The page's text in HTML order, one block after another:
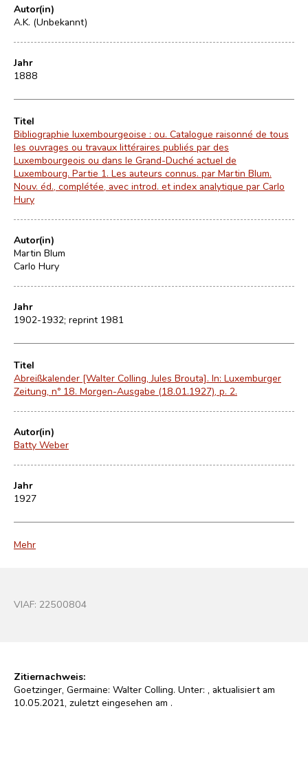
Autor(in)
A.K. (Unbekannt)
Jahr
1888
Titel
Bibliographie luxembourgeoise : ou. Catalogue raisonné de tous
les ouvrages ou travaux littéraires publiés par des
Luxembourgeois ou dans le Grand-Duché actuel de
Luxembourg. Partie 1. Les auteurs connus. par Martin Blum.
Nouv. éd., complétée, avec introd. et index analytique par Carlo
Hury
Autor(in)
Martin Blum
Carlo Hury
Jahr
1902-1932; reprint 1981
Titel
Abreißkalender [Walter Colling, Jules Brouta]. In: Luxemburger
Zeitung, nº 18. Morgen-Ausgabe (18.01.1927), p. 2.
Autor(in)
Batty Weber
Jahr
1927
Mehr
VIAF: 22500804
Zitiernachweis:
Goetzinger, Germaine: Walter Colling. Unter: , aktualisiert am
10.05.2021, zuletzt eingesehen am .